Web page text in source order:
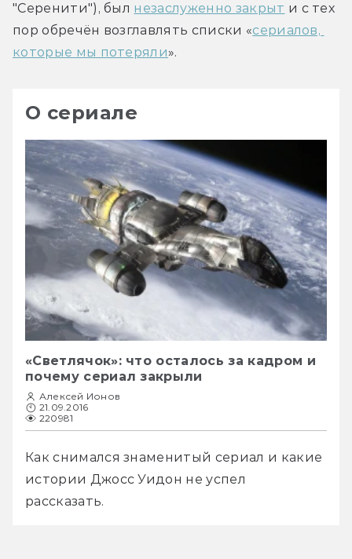
"Серенити"), был незаслуженно закрыт и с тех
пор обречён возглавлять списки «сериалов,
которые мы потеряли».
О сериале
«Светлячок»: что осталось за кадром и
почему сериал закрыли
Алексей Ионов
21.09.2016
220981
Как снимался знаменитый сериал и какие
истории Джосс Уидон не успел
рассказать.